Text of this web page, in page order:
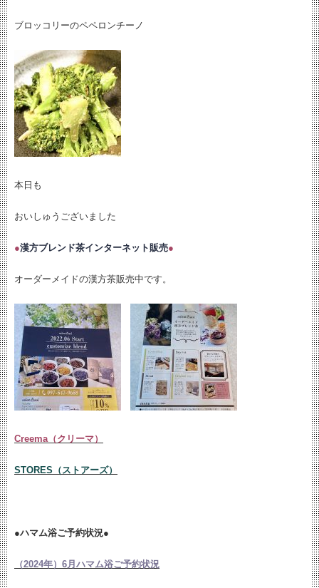
ブロッコリーのペペロンチーノ
本日も
おいしゅうございました
●漢方ブレンド茶インターネット販売●
オーダーメイドの漢方茶販売中です。
Creema（クリーマ）
STORES（ストアーズ）
●ハマム浴ご予約状況●
（2024年）6月ハマム浴ご予約状況